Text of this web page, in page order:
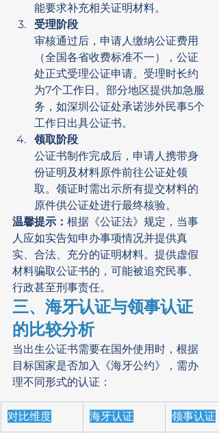
能要求补充相关证明材料。
受理阶段
审核通过后，申请人缴纳公证费用
（全国各省收费标准不一），公证
处正式受理公证申请。受理时长约
为7个工作日。部分地区提供加急服
务，如深圳公证处承诺涉外民事5个
工作日出具公证书。
领取阶段
公证书制作完成后，申请人携带身
份证明及材料原件前往公证处领
取。领证时需出示所有提交材料的
原件供公证处进行最终核验。
温馨提示： 根据《公证法》规定，当事
人应如实告知申办事项情况并提供真
实、合法、充分的证明材料。提供虚假
材料骗取公证书的，可能被追究民事、
行政甚至刑事责任。
三、海牙认证与领事认证
的比较分析
当出生公证书需要在国外使用时，根据
目标国家是否加入《海牙公约》，需办
理不同形式的认证：
对比维度 海牙认证 领事认证